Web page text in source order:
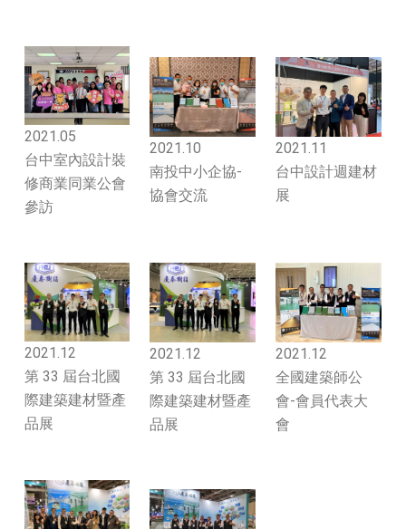
2021.05
台中室內設計裝
修商業同業公會
參訪
2021.10
南投中小企協-
協會交流
2021.11
台中設計週建材
展
2021.12
第 33 屆台北國
際建築建材暨產
品展
2021.12
第 33 屆台北國
際建築建材暨產
品展
2021.12
全國建築師公
會-會員代表大
會